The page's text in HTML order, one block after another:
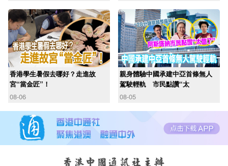
香港學生暑假去哪好？走進故
宮“當金匠”！
08-06
親身體驗中國承建中亞首條無人
駕駛輕軌 市民點讚“太
08-05